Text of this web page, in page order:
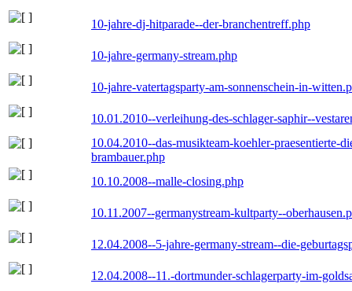
10-jahre-dj-hitparade--der-branchentreff.php
10-jahre-germany-stream.php
10-jahre-vatertagsparty-am-sonnenschein-in-
10.01.2010--verleihung-des-schlager-saphir--
10.04.2010--das-musikteam-koehler-praesentierte-
brambauer.php
10.10.2008--malle-closing.php
10.11.2007--germanystream-kultparty--
12.04.2008--5-jahre-germany-stream--die-
12.04.2008--11.-dortmunder-schlagerparty-im-